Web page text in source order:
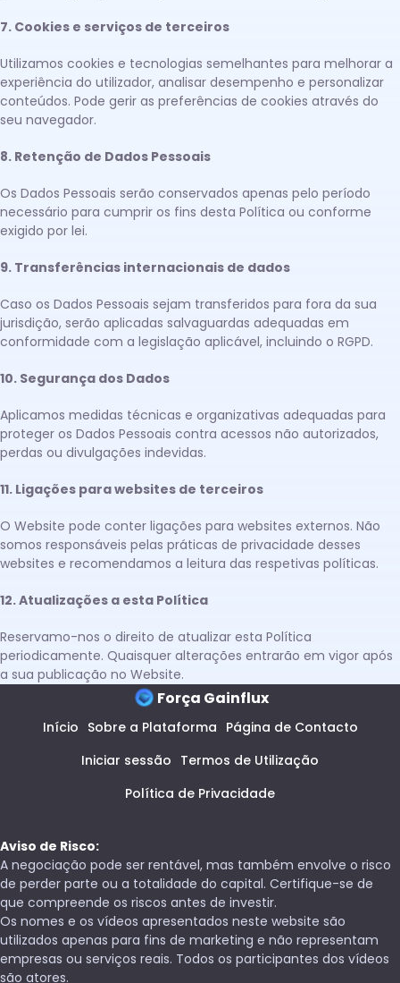
7. Cookies e serviços de terceiros
Utilizamos cookies e tecnologias semelhantes para melhorar a
experiência do utilizador, analisar desempenho e personalizar
conteúdos. Pode gerir as preferências de cookies através do
seu navegador.
8. Retenção de Dados Pessoais
Os Dados Pessoais serão conservados apenas pelo período
necessário para cumprir os fins desta Política ou conforme
exigido por lei.
9. Transferências internacionais de dados
Caso os Dados Pessoais sejam transferidos para fora da sua
jurisdição, serão aplicadas salvaguardas adequadas em
conformidade com a legislação aplicável, incluindo o RGPD.
10. Segurança dos Dados
Aplicamos medidas técnicas e organizativas adequadas para
proteger os Dados Pessoais contra acessos não autorizados,
perdas ou divulgações indevidas.
11. Ligações para websites de terceiros
O Website pode conter ligações para websites externos. Não
somos responsáveis pelas práticas de privacidade desses
websites e recomendamos a leitura das respetivas políticas.
12. Atualizações a esta Política
Reservamo-nos o direito de atualizar esta Política
periodicamente. Quaisquer alterações entrarão em vigor após
a sua publicação no Website.
Força Gainflux
Início Sobre a Plataforma Página de Contacto
Iniciar sessão Termos de Utilização
Política de Privacidade
Aviso de Risco:
A negociação pode ser rentável, mas também envolve o risco
de perder parte ou a totalidade do capital. Certifique-se de
que compreende os riscos antes de investir.
Os nomes e os vídeos apresentados neste website são
utilizados apenas para fins de marketing e não representam
empresas ou serviços reais. Todos os participantes dos vídeos
são atores.